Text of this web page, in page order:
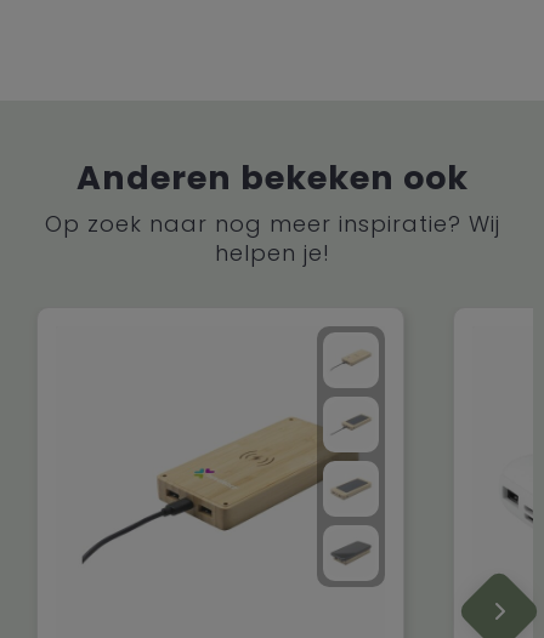
Anderen bekeken ook
Op zoek naar nog meer inspiratie? Wij
helpen je!